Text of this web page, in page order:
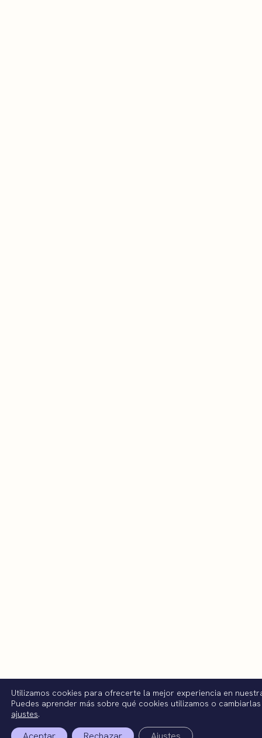
Utilizamos cookies para ofrecerte la mejor experiencia en
Puedes aprender más sobre qué cookies utilizamos o
ajustes.